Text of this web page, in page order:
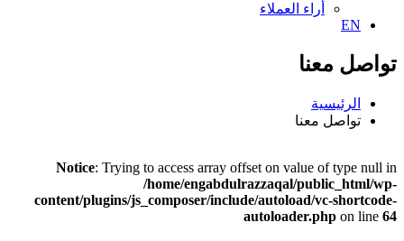
أراء العملاء
EN
تواصل معنا
الرئيسية
تواصل معنا
Notice: Trying to access array offset on value of type null in
/home/engabdulrazzaqal/public_html/wp-
content/plugins/js_composer/include/autoload/vc-shortcode-
autoloader.php on line 64